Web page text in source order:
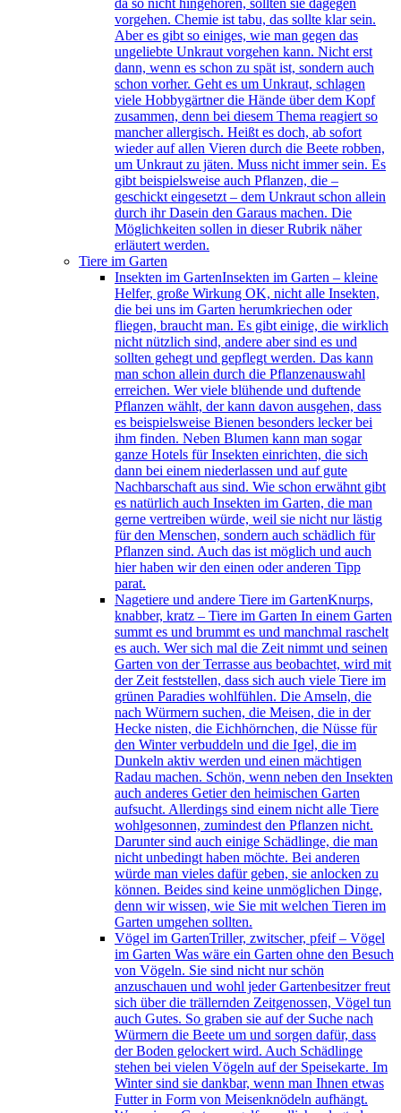
da so nicht hingehören, sollten sie dagegen
vorgehen. Chemie ist tabu, das sollte klar sein.
Aber es gibt so einiges, wie man gegen das
ungeliebte Unkraut vorgehen kann. Nicht erst
dann, wenn es schon zu spät ist, sondern auch
schon vorher. Geht es um Unkraut, schlagen
viele Hobbygärtner die Hände über dem Kopf
zusammen, denn bei diesem Thema reagiert so
mancher allergisch. Heißt es doch, ab sofort
wieder auf allen Vieren durch die Beete robben,
um Unkraut zu jäten. Muss nicht immer sein. Es
gibt beispielsweise auch Pflanzen, die –
geschickt eingesetzt – dem Unkraut schon allein
durch ihr Dasein den Garaus machen. Die
Möglichkeiten sollen in dieser Rubrik näher
erläutert werden.
Tiere im Garten
Insekten im GartenInsekten im Garten – kleine
Helfer, große Wirkung OK, nicht alle Insekten,
die bei uns im Garten herumkriechen oder
fliegen, braucht man. Es gibt einige, die wirklich
nicht nützlich sind, andere aber sind es und
sollten gehegt und gepflegt werden. Das kann
man schon allein durch die Pflanzenauswahl
erreichen. Wer viele blühende und duftende
Pflanzen wählt, der kann davon ausgehen, dass
es beispielsweise Bienen besonders lecker bei
ihm finden. Neben Blumen kann man sogar
ganze Hotels für Insekten einrichten, die sich
dann bei einem niederlassen und auf gute
Nachbarschaft aus sind. Wie schon erwähnt gibt
es natürlich auch Insekten im Garten, die man
gerne vertreiben würde, weil sie nicht nur lästig
für den Menschen, sondern auch schädlich für
Pflanzen sind. Auch das ist möglich und auch
hier haben wir den einen oder anderen Tipp
parat.
Nagetiere und andere Tiere im GartenKnurps,
knabber, kratz – Tiere im Garten In einem Garten
summt es und brummt es und manchmal raschelt
es auch. Wer sich mal die Zeit nimmt und seinen
Garten von der Terrasse aus beobachtet, wird mit
der Zeit feststellen, dass sich auch viele Tiere im
grünen Paradies wohlfühlen. Die Amseln, die
nach Würmern suchen, die Meisen, die in der
Hecke nisten, die Eichhörnchen, die Nüsse für
den Winter verbuddeln und die Igel, die im
Dunkeln aktiv werden und einen mächtigen
Radau machen. Schön, wenn neben den Insekten
auch anderes Getier den heimischen Garten
aufsucht. Allerdings sind einem nicht alle Tiere
wohlgesonnen, zumindest den Pflanzen nicht.
Darunter sind auch einige Schädlinge, die man
nicht unbedingt haben möchte. Bei anderen
würde man vieles dafür geben, sie anlocken zu
können. Beides sind keine unmöglichen Dinge,
denn wir wissen, wie Sie mit welchen Tieren im
Garten umgehen sollten.
Vögel im GartenTriller, zwitscher, pfeif – Vögel
im Garten Was wäre ein Garten ohne den Besuch
von Vögeln. Sie sind nicht nur schön
anzuschauen und wohl jeder Gartenbesitzer freut
sich über die trällernden Zeitgenossen, Vögel tun
auch Gutes. So graben sie auf der Suche nach
Würmern die Beete um und sorgen dafür, dass
der Boden gelockert wird. Auch Schädlinge
stehen bei vielen Vögeln auf der Speisekarte. Im
Winter sind sie dankbar, wenn man Ihnen etwas
Futter in Form von Meisenknödeln aufhängt.